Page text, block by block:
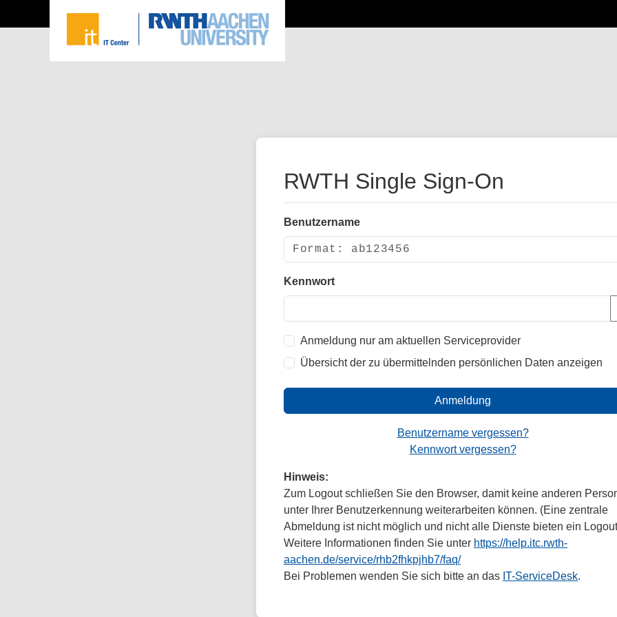
RWTH Single Sign-On
Benutzername
Kennwort
Anmeldung nur am aktuellen Serviceprovider
Übersicht der zu übermittelnden persönlichen Daten anzeigen
Anmeldung
Benutzername vergessen?
Kennwort vergessen?
Hinweis:
Zum Logout schließen Sie den Browser, damit keine anderen
unter Ihrer Benutzerkennung weiterarbeiten können. (Eine zentrale
Abmeldung ist nicht möglich und nicht alle Dienste bieten ein
Weitere Informationen finden Sie unter https://help.itc.rwth-
aachen.de/service/rhb2fhkpjhb7/faq/
Bei Problemen wenden Sie sich bitte an das IT-ServiceDesk.